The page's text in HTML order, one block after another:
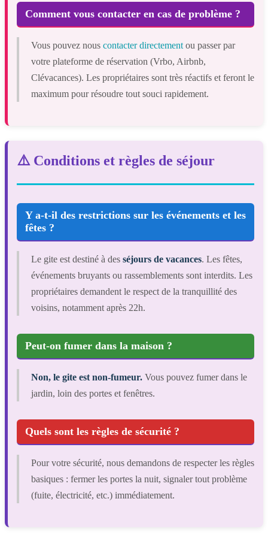
Comment vous contacter en cas de problème ?
Vous pouvez nous contacter directement ou passer par
votre plateforme de réservation (Vrbo, Airbnb,
Clévacances). Les propriétaires sont très réactifs et feront le
maximum pour résoudre tout souci rapidement.
⚠️ Conditions et règles de séjour
Y a-t-il des restrictions sur les événements et les
fêtes ?
Le gite est destiné à des séjours de vacances. Les fêtes,
événements bruyants ou rassemblements sont interdits. Les
propriétaires demandent le respect de la tranquillité des
voisins, notamment après 22h.
Peut-on fumer dans la maison ?
Non, le gite est non-fumeur. Vous pouvez fumer dans le
jardin, loin des portes et fenêtres.
Quels sont les règles de sécurité ?
Pour votre sécurité, nous demandons de respecter les règles
basiques : fermer les portes la nuit, signaler tout problème
(fuite, électricité, etc.) immédiatement.